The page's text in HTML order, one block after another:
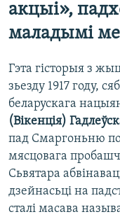
акцыі»,
маладымі
Гэта гісторыя з
зьезду 1917 году,
беларускага
(Вікенція)
пад Смаргоньню
мясцовага
Сьвятара
дзейнасьці на
сталі масава